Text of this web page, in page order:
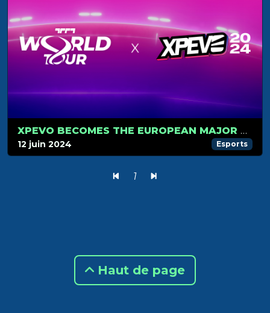
XPEVO BECOMES THE EUROPEAN MAJOR TOURNAMENT
12 juin 2024 Esports
1
Haut de page